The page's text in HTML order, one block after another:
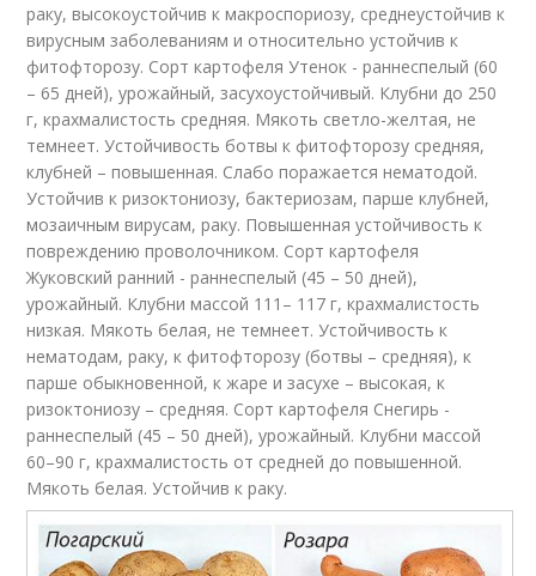
раку, высокоустойчив к макроспориозу, среднеустойчив к
вирусным заболеваниям и относительно устойчив к
фитофторозу. Сорт картофеля Утенок - раннеспелый (60
– 65 дней), урожайный, засухоустойчивый. Клубни до 250
г, крахмалистость средняя. Мякоть светло-желтая, не
темнеет. Устойчивость ботвы к фитофторозу средняя,
клубней – повышенная. Слабо поражается нематодой.
Устойчив к ризоктониозу, бактериозам, парше клубней,
мозаичным вирусам, раку. Повышенная устойчивость к
повреждению проволочником. Сорт картофеля
Жуковский ранний - раннеспелый (45 – 50 дней),
урожайный. Клубни массой 111– 117 г, крахмалистость
низкая. Мякоть белая, не темнеет. Устойчивость к
нематодам, раку, к фитофторозу (ботвы – средняя), к
парше обыкновенной, к жаре и засухе – высокая, к
ризоктониозу – средняя. Сорт картофеля Снегирь -
раннеспелый (45 – 50 дней), урожайный. Клубни массой
60–90 г, крахмалистость от средней до повышенной.
Мякоть белая. Устойчив к раку.